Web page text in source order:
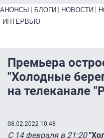
Primary links bottom
АНОНСЫ БЛОГИ НОВОСТИ
ИНТЕРВЬЮ
Премьера
"Холодные
на телеканале
08.02.2022 10:48
С 14 февраля в 21:20